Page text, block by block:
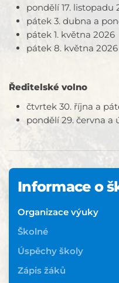
pondělí 17. listopadu
pátek 3. dubna a
pátek 1. května 2026
pátek 8. května 2026
Ředitelské volno
čtvrtek 30. října a
pondělí 29. června a
Informace o
Organizace výuky
Školné
Úspěchy školy
Zápis žáků